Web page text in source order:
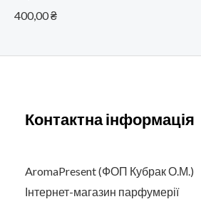
400,00₴
Контактна інформація
AromaPresent (ФОП Кубрак О.М.)
Інтернет-магазин парфумерії